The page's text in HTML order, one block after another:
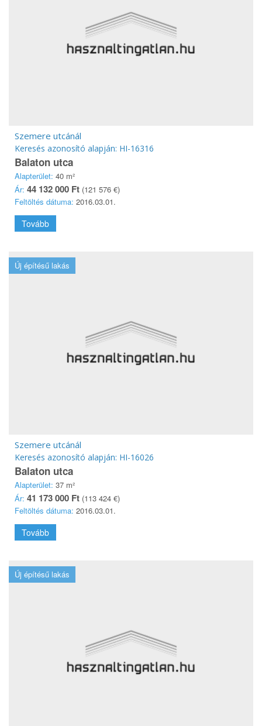
Szemere utcánál
Keresés azonosító alapján: HI-16316
Balaton utca
Alapterület: 40 m²
Ár: 44 132 000 Ft (121 576 €)
Feltöltés dátuma: 2016.03.01.
Tovább
Új építésű lakás
Szemere utcánál
Keresés azonosító alapján: HI-16026
Balaton utca
Alapterület: 37 m²
Ár: 41 173 000 Ft (113 424 €)
Feltöltés dátuma: 2016.03.01.
Tovább
Új építésű lakás